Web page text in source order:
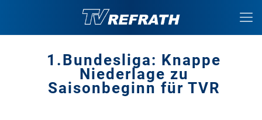
1.Bundesliga: Knappe
Niederlage zu
Saisonbeginn für TVR